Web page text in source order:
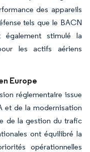
des appareils
tels que le BACN
stimulé la
les actifs aériens
Europe
réglementaire issue
et de la modernisation
de la gestion du trafic
ont équilibré la
opérationnelles